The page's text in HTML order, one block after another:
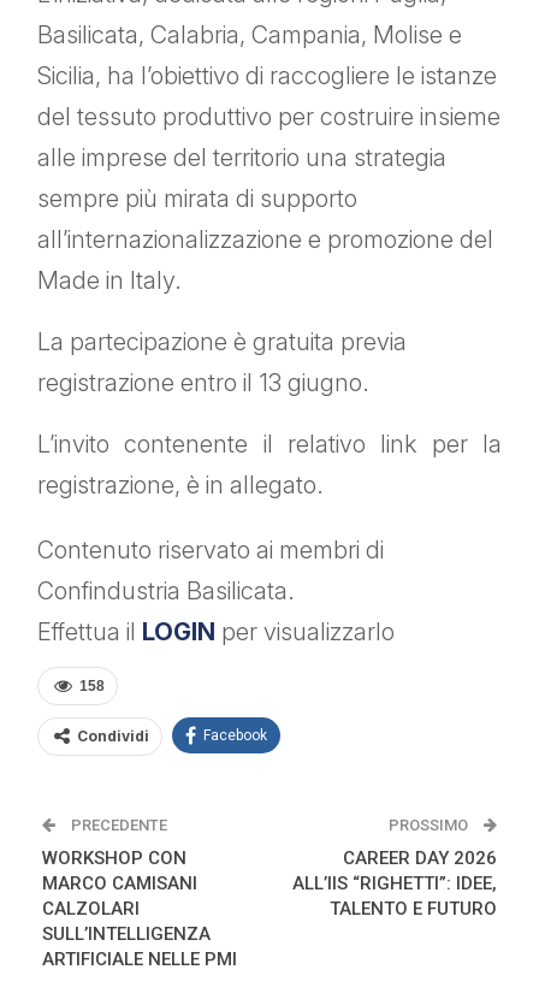
Basilicata, Calabria, Campania, Molise e
Sicilia, ha l’obiettivo di raccogliere le istanze
del tessuto produttivo per costruire insieme
alle imprese del territorio una strategia
sempre più mirata di supporto
all’internazionalizzazione e promozione del
Made in Italy.
La partecipazione è gratuita previa
registrazione entro il 13 giugno.
L’invito contenente il relativo link per la
registrazione, è in allegato.
Contenuto riservato ai membri di
Confindustria Basilicata.
Effettua il LOGIN per visualizzarlo
158
Condividi Facebook
PRECEDENTE
WORKSHOP CON
MARCO CAMISANI
CALZOLARI
SULL’INTELLIGENZA
ARTIFICIALE NELLE PMI
PROSSIMO
CAREER DAY 2026
ALL’IIS “RIGHETTI”: IDEE,
TALENTO E FUTURO